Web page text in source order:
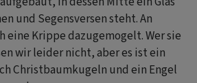
und Segensversen steht. An
eine Krippe dazugemogelt. Wer sie
wir leider nicht, aber es ist ein
Christbaumkugeln und ein Engel